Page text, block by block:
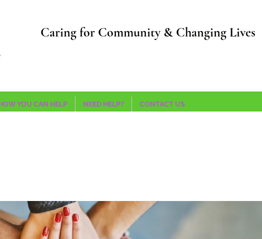
Caring for Community & Changing Lives
YOU CAN HELP NEED HELP? CONTACT US